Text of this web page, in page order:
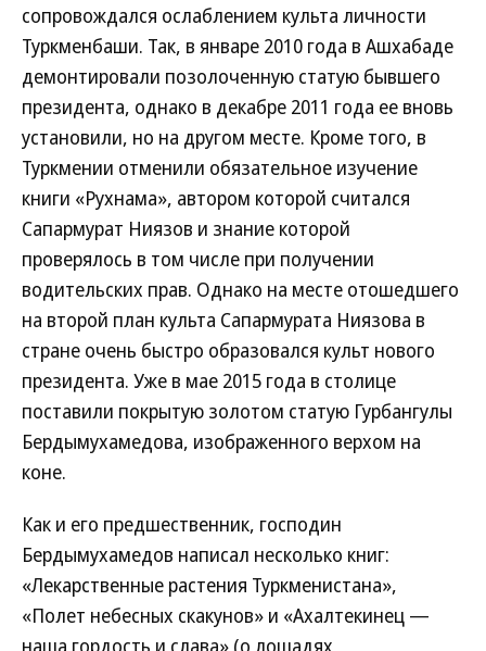
сопровождался ослаблением культа личности
Туркменбаши. Так, в январе 2010 года в Ашхабаде
демонтировали позолоченную статую бывшего
президента, однако в декабре 2011 года ее вновь
установили, но на другом месте. Кроме того, в
Туркмении отменили обязательное изучение
книги «Рухнама», автором которой считался
Сапармурат Ниязов и знание которой
проверялось в том числе при получении
водительских прав. Однако на месте отошедшего
на второй план культа Сапармурата Ниязова в
стране очень быстро образовался культ нового
президента. Уже в мае 2015 года в столице
поставили покрытую золотом статую Гурбангулы
Бердымухамедова, изображенного верхом на
коне.
Как и его предшественник, господин
Бердымухамедов написал несколько книг:
«Лекарственные растения Туркменистана»,
«Полет небесных скакунов» и «Ахалтекинец —